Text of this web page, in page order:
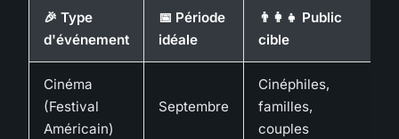
🎉 Type
d'événement
📅 Période
idéale
👨‍👩‍👧 Public
cible
Cinéma
(Festival
Américain)
Septembre
Cinéphiles,
familles,
couples